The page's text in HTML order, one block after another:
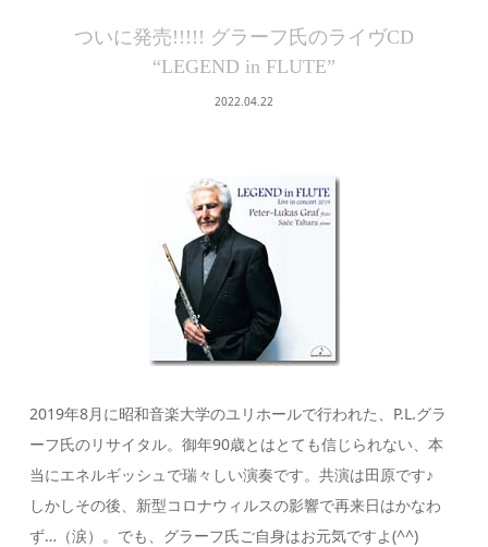
ついに発売!!!!! グラーフ氏のライヴCD
“LEGEND in FLUTE”
2022.04.22
2019年8月に昭和音楽大学のユリホールで行われた、P.L.グラ
ーフ氏のリサイタル。御年90歳とはとても信じられない、本
当にエネルギッシュで瑞々しい演奏です。共演は田原です♪
しかしその後、新型コロナウィルスの影響で再来日はかなわ
ず…（涙）。でも、グラーフ氏ご自身はお元気ですよ(^^)